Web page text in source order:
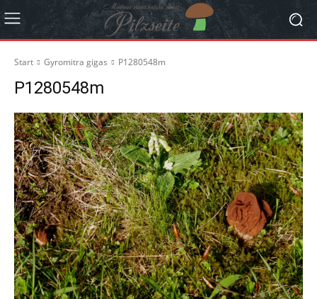
Start Gyromitra gigas P1280548m
P1280548m